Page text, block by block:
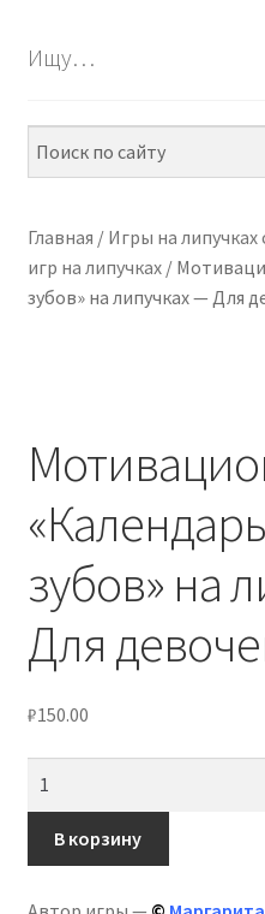
ПО НАВЫКАМ
МЕТОДИКИ
КОНТАКТЫ
Ищу…
Главная / Игры на
игр на липучках/
зубов» на липучках — Для
зубов» на
Для
₽150.00
Мотивационный
"Календарь
В корзину